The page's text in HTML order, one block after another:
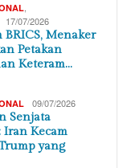
17/07/2026
BRICS, Menaker
Petakan
Keteram…
09/07/2026
Senjata
Iran Kecam
yang